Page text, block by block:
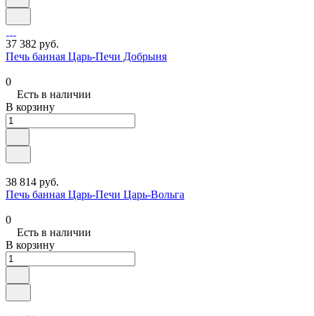
37 382 руб.
Печь банная Царь-Печи Добрыня
0
Есть в наличии
В корзину
38 814 руб.
Печь банная Царь-Печи Царь-Вольга
0
Есть в наличии
В корзину